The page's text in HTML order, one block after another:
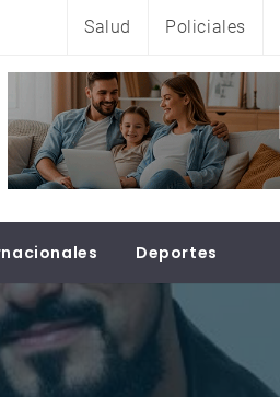
Salud Policiales
Deportes